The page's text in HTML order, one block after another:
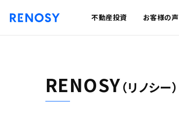
不動産投資 お客様の声
RENOSY（リノシー）